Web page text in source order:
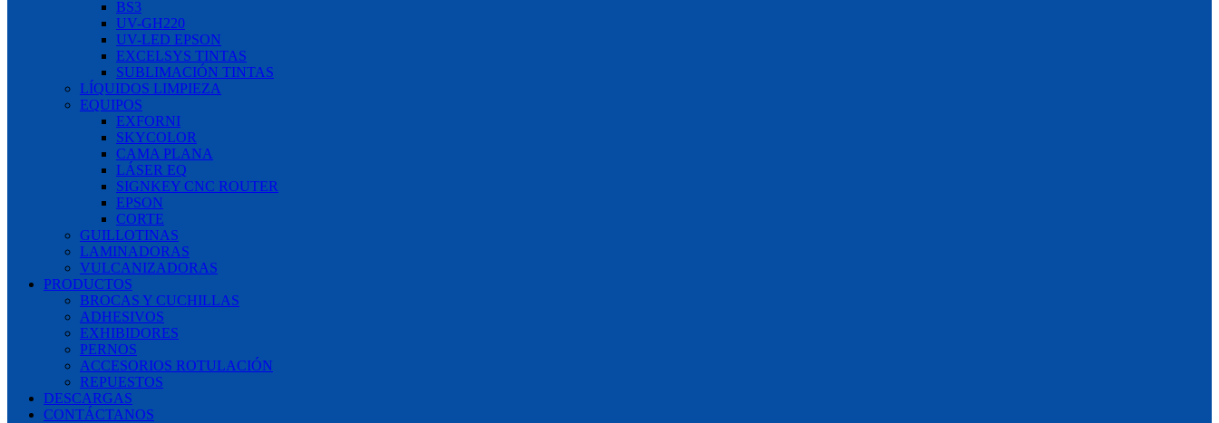
BS3
UV-GH220
UV-LED EPSON
EXCELSYS TINTAS
SUBLIMACIÓN TINTAS
LÍQUIDOS LIMPIEZA
EQUIPOS
EXFORNI
SKYCOLOR
CAMA PLANA
LÁSER EQ
SIGNKEY CNC ROUTER
EPSON
CORTE
GUILLOTINAS
LAMINADORAS
VULCANIZADORAS
PRODUCTOS
BROCAS Y CUCHILLAS
ADHESIVOS
EXHIBIDORES
PERNOS
ACCESORIOS ROTULACIÓN
REPUESTOS
DESCARGAS
CONTÁCTANOS